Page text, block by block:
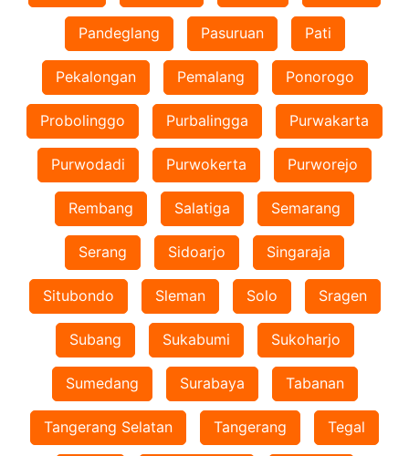
Pandeglang Pasuruan Pati
Pekalongan Pemalang Ponorogo
Probolinggo Purbalingga Purwakarta
Purwodadi Purwokerta Purworejo
Rembang Salatiga Semarang
Serang Sidoarjo Singaraja
Situbondo Sleman Solo Sragen
Subang Sukabumi Sukoharjo
Sumedang Surabaya Tabanan
Tangerang Selatan Tangerang Tegal